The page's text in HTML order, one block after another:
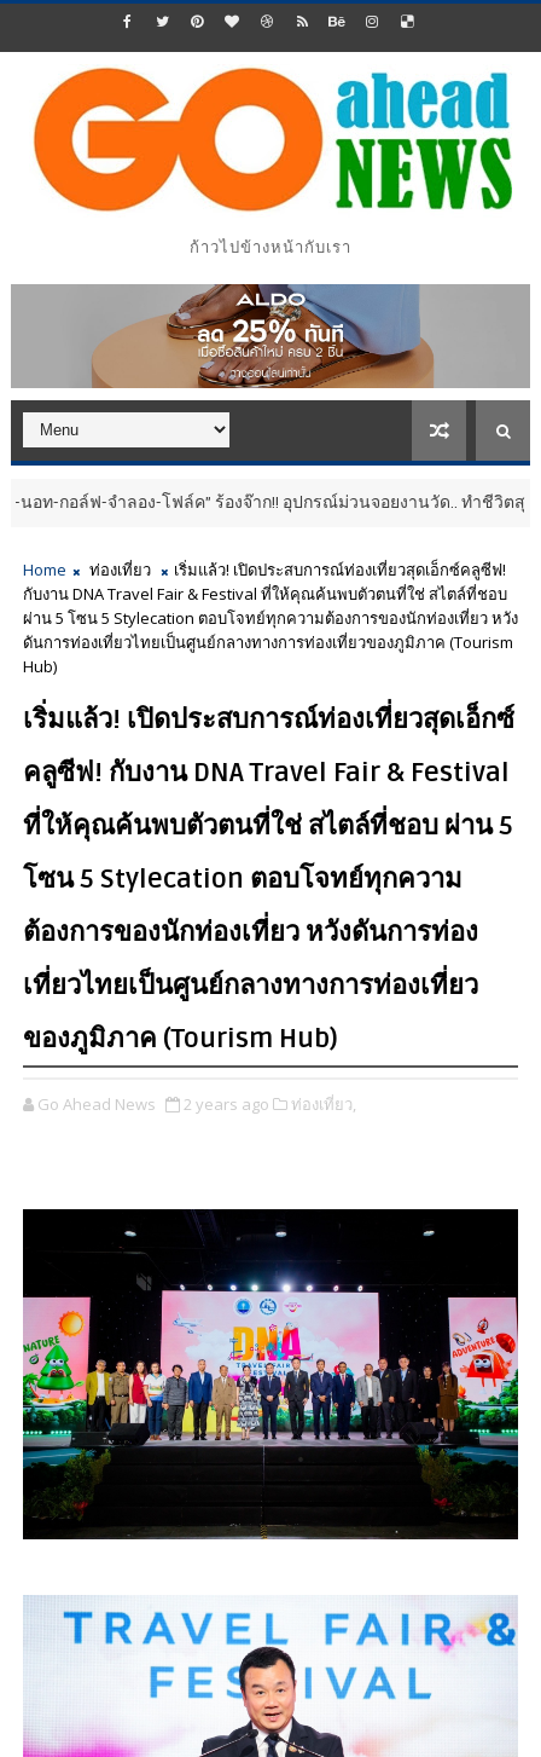
ก้าวไปข้างหน้ากับเรา
ลอง-โฟล์ค” ร้องจ๊าก!! อุปกรณ์ม่วนจอยงานวัด.. ทำชีวิตสุดปั่นป่วน ปร
Home ท่องเที่ยว
เริ่มแล้ว! เปิดประสบการณ์ท่องเที่ยวสุดเอ็กซ์คลูซีฟ!
กับงาน DNA Travel Fair & Festival ที่ให้คุณค้นพบตัวตนที่ใช่ สไตล์ที่ชอบ
ผ่าน 5 โซน 5 Stylecation ตอบโจทย์ทุกความต้องการของนักท่องเที่ยว หวัง
ดันการท่องเที่ยวไทยเป็นศูนย์กลางทางการท่องเที่ยวของภูมิภาค (Tourism
Hub)
เริ่มแล้ว! เปิดประสบการณ์ท่องเที่ยวสุดเอ็กซ์
คลูซีฟ! กับงาน DNA Travel Fair & Festival
ที่ให้คุณค้นพบตัวตนที่ใช่ สไตล์ที่ชอบ ผ่าน 5
โซน 5 Stylecation ตอบโจทย์ทุกความ
ต้องการของนักท่องเที่ยว หวังดันการท่อง
เที่ยวไทยเป็นศูนย์กลางทางการท่องเที่ยว
ของภูมิภาค (Tourism Hub)
Go Ahead News 2 years ago ท่องเที่ยว,